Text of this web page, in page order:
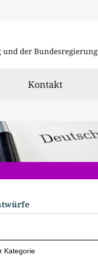
und der Bundesregierung
Kontakt
Kategorie